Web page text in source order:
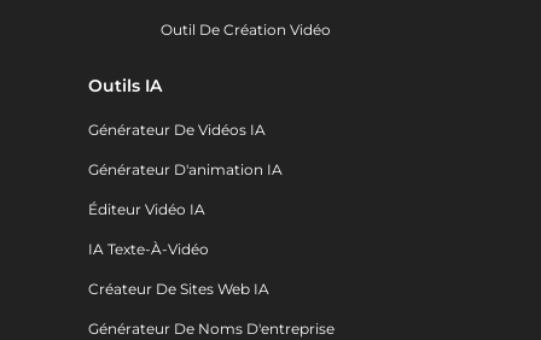
Outil De Création Vidéo
Outils IA
Générateur De Vidéos IA
Générateur D'animation IA
Éditeur Vidéo IA
IA Texte-À-Vidéo
Créateur De Sites Web IA
Générateur De Noms D'entreprise